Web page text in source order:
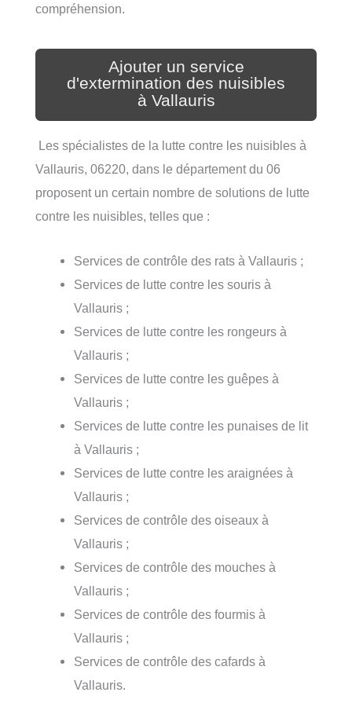
compréhension.
Ajouter un service
d'extermination des nuisibles
à Vallauris
Les spécialistes de la lutte contre les nuisibles à
Vallauris, 06220, dans le département du 06
proposent un certain nombre de solutions de lutte
contre les nuisibles, telles que :
Services de contrôle des rats à Vallauris ;
Services de lutte contre les souris à
Vallauris ;
Services de lutte contre les rongeurs à
Vallauris ;
Services de lutte contre les guêpes à
Vallauris ;
Services de lutte contre les punaises de lit
à Vallauris ;
Services de lutte contre les araignées à
Vallauris ;
Services de contrôle des oiseaux à
Vallauris ;
Services de contrôle des mouches à
Vallauris ;
Services de contrôle des fourmis à
Vallauris ;
Services de contrôle des cafards à
Vallauris.